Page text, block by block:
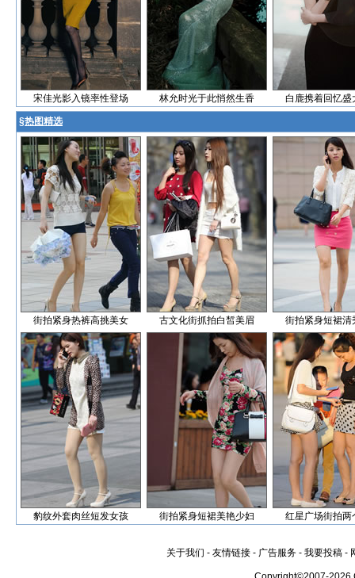
宋佳光影入镜率性登场 林允时光于此悄然生香 白鹿携着回忆盛
§热图精选
街拍紧身热裤高挑美女 古文化街抓拍白皙美眉 街拍紧身短裙清
豹纹外套肉丝短发女孩 街拍紧身短裙美艳少妇 红星广场街拍两
关于我们 - 友情链接 - 广告服务 - 我要投稿 -